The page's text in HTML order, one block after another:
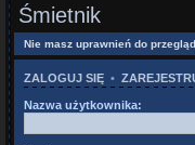
Śmietnik
Nie masz uprawnień do
ZALOGUJ SIĘ •
Nazwa użytkownika: